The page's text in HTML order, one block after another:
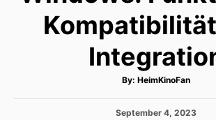
By: A
t
o
HeimKinoFan
P
September 4, 2023